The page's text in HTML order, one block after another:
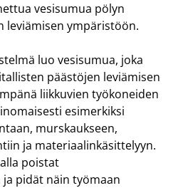
vesisumua pölyn
leviämisen ympäristöön.
luo vesisumua, joka
päästöjen leviämisen
liikkuvien työkoneiden
esimerkiksi
murskaukseen,
ja materiaalinkäsittelyyn.
poistat
pidät näin työmaan